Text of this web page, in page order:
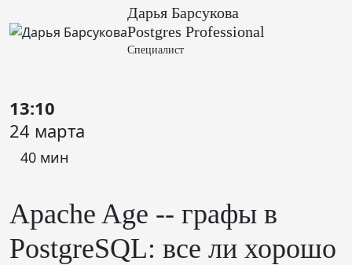
Дарья Барсукова
Postgres Professional
Специалист
13:10
24 марта
40 мин
Apache Age -- графы в
PostgreSQL: все ли хорошо